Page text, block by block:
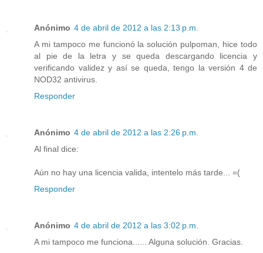
Anónimo 4 de abril de 2012 a las 2:13 p.m.
A mi tampoco me funcionó la solución pulpoman, hice todo
al pie de la letra y se queda descargando licencia y
verificando validez y así se queda, tengo la versión 4 de
NOD32 antivirus.
Responder
Anónimo 4 de abril de 2012 a las 2:26 p.m.
Al final dice:
Aún no hay una licencia valida, intentelo más tarde... =(
Responder
Anónimo 4 de abril de 2012 a las 3:02 p.m.
A mi tampoco me funciona...... Alguna solución. Gracias.